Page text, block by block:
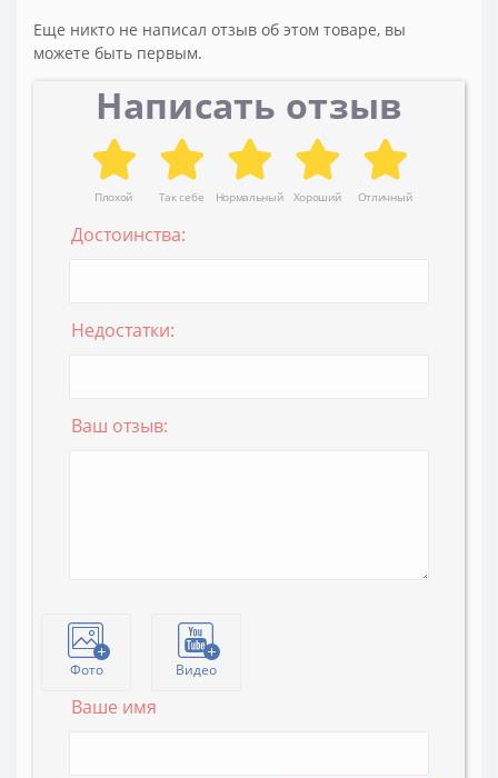
Еще никто не написал отзыв об этом товаре, вы
можете быть первым.
Написать отзыв
Плохой Так себе Нормальный Хороший Отличный
Достоинства:
Недостатки:
Ваш отзыв:
Фото Видео
Ваше имя